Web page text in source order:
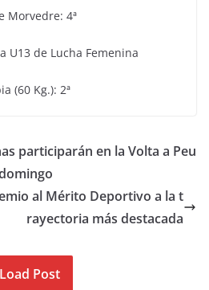
Morvedre: 4ª
U13 de Lucha Femenina
(60 Kg.): 2ª
participarán en la Volta a Peu
al Mérito Deportivo a la t
rayectoria más destacada
Load Post